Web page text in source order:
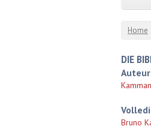
U
Home
DIE
Bruno